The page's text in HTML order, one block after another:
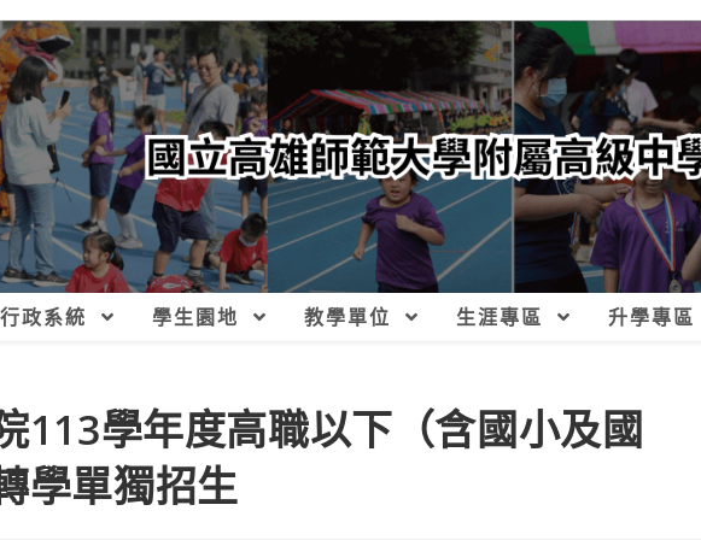
行政系統 學生園地 教學單位 生涯專區 升學專區
113學年度高職以下（含國小及國
學單獨招生